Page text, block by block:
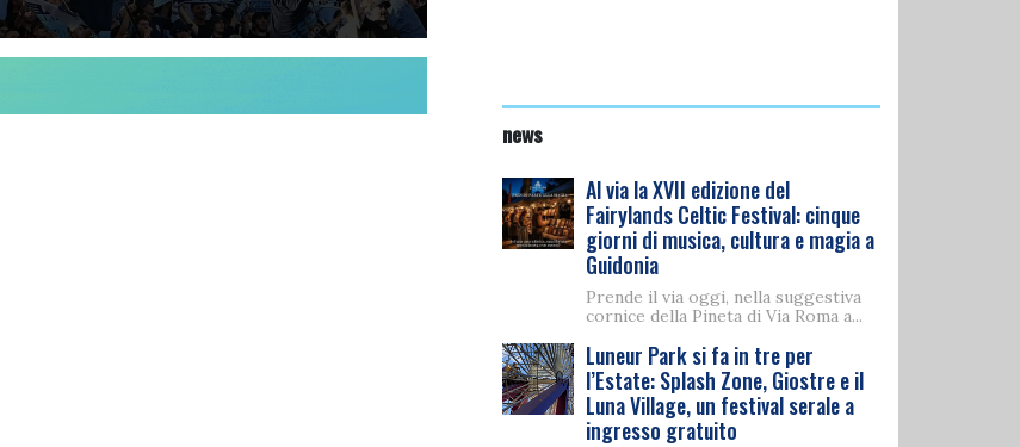
news
Al via la XVII edizione del
Fairylands Celtic Festival: cinque
giorni di musica, cultura e magia a
Guidonia
Prende il via oggi, nella suggestiva
cornice della Pineta di Via Roma a...
Luneur Park si fa in tre per
l’Estate: Splash Zone, Giostre e il
Luna Village, un festival serale a
ingresso gratuito